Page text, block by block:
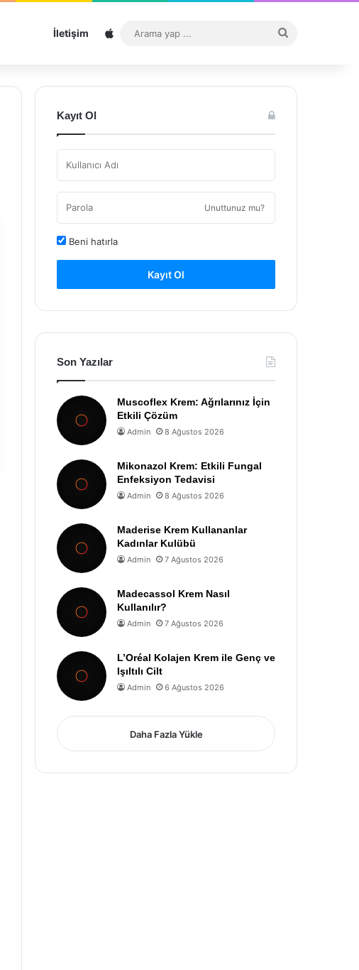
İletişim Sitemap
...
Kayıt Ol
Unuttunuz mu?
Beni hatırla
Kayıt Ol
Son Yazılar
Muscoflex Krem: Ağrılarınız İçin
Etkili Çözüm
Admin 8 Ağustos 2026
Mikonazol Krem: Etkili Fungal
Enfeksiyon Tedavisi
Admin 8 Ağustos 2026
Maderise Krem Kullananlar
Kadınlar Kulübü
Admin 7 Ağustos 2026
Madecassol Krem Nasıl
Kullanılır?
Admin 7 Ağustos 2026
L’Oréal Kolajen Krem ile Genç ve
Işıltılı Cilt
Admin 6 Ağustos 2026
Daha Fazla Yükle